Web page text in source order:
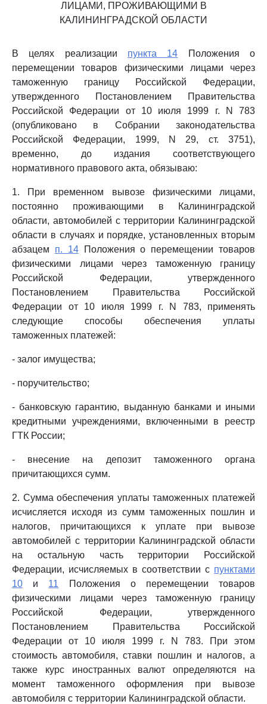
ЛИЦАМИ, ПРОЖИВАЮЩИМИ В
КАЛИНИНГРАДСКОЙ ОБЛАСТИ
В целях реализации пункта 14 Положения о
перемещении товаров физическими лицами через
таможенную границу Российской Федерации,
утвержденного Постановлением Правительства
Российской Федерации от 10 июля 1999 г. N 783
(опубликовано в Собрании законодательства
Российской Федерации, 1999, N 29, ст. 3751),
временно, до издания соответствующего
нормативного правового акта, обязываю:
1. При временном вывозе физическими лицами,
постоянно проживающими в Калининградской
области, автомобилей с территории Калининградской
области в случаях и порядке, установленных вторым
абзацем п. 14Положения о перемещении товаров
физическими лицами через таможенную границу
Российской Федерации, утвержденного
Постановлением Правительства Российской
Федерации от 10 июля 1999 г. N 783, применять
следующие способы обеспечения уплаты
таможенных платежей:
- залог имущества;
- поручительство;
- банковскую гарантию, выданную банками и иными
кредитными учреждениями, включенными в реестр
ГТК России;
- внесение на депозит таможенного органа
причитающихся сумм.
2. Сумма обеспечения уплаты таможенных платежей
исчисляется исходя из сумм таможенных пошлин и
налогов, причитающихся к уплате при вывозе
автомобилей с территории Калининградской области
на остальную часть территории Российской
Федерации, исчисляемых в соответствии с пунктами
10 и 11 Положения о перемещении товаров
физическими лицами через таможенную границу
Российской Федерации, утвержденного
Постановлением Правительства Российской
Федерации от 10 июля 1999 г. N 783. При этом
стоимость автомобиля, ставки пошлин и налогов, а
также курс иностранных валют определяются на
момент таможенного оформления при вывозе
автомобиля с территории Калининградской области.